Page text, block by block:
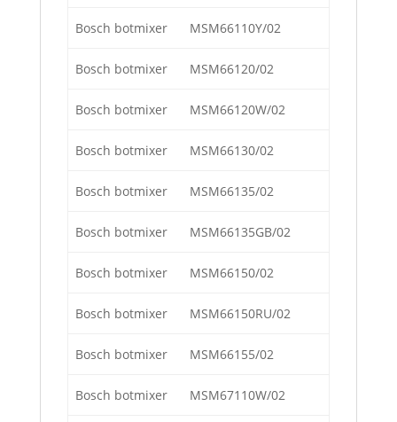
Bosch botmixer MSM66110Y/02
Bosch botmixer MSM66120/02
Bosch botmixer MSM66120W/02
Bosch botmixer MSM66130/02
Bosch botmixer MSM66135/02
Bosch botmixer MSM66135GB/02
Bosch botmixer MSM66150/02
Bosch botmixer MSM66150RU/02
Bosch botmixer MSM66155/02
Bosch botmixer MSM67110W/02